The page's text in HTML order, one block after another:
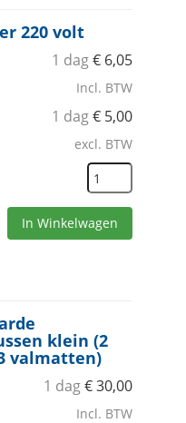
220 volt
1 dag€ 6,05
Incl. BTW
1 dag€ 5,00
excl. BTW
In Winkelwagen
klein (2
valmatten)
1 dag€30,00
Incl. BTW